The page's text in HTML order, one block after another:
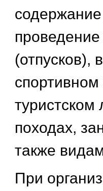
(отпусков),
туристском
походах,
также
При